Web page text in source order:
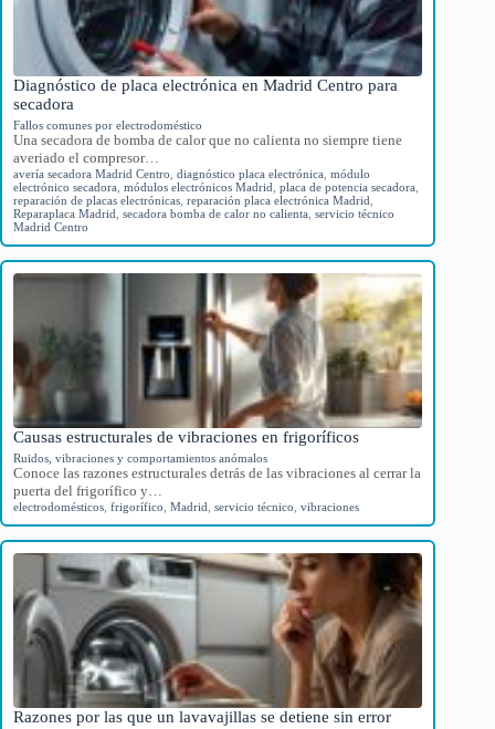
Diagnóstico de placa electrónica en Madrid Centro para
secadora
Fallos comunes por electrodoméstico
Una secadora de bomba de calor que no calienta no siempre tiene
averiado el compresor…
avería secadora Madrid Centro diagnóstico placa electrónica módulo
electrónico secadora módulos electrónicos Madrid placa de potencia secadora
reparación de placas electrónicas reparación placa electrónica Madrid
Reparaplaca Madrid
secadora bomba de calor no calienta servicio técnico
Madrid Centro
Causas estructurales de vibraciones en frigoríficos
Ruidos, vibraciones y comportamientos anómalos
Conoce las razones estructurales detrás de las vibraciones al cerrar la
puerta del frigorífico y…
electrodomésticos frigorífico Madrid servicio técnico vibraciones
Razones por las que un lavavajillas se detiene sin error